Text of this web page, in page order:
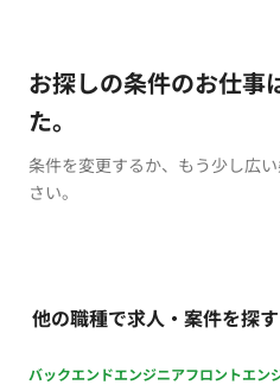
お探しの条件のお仕事
た。
条件を変更するか、もう少し広
さい。
他の職種で求人・案件を探す
バックエンドエンジニアフロントエン